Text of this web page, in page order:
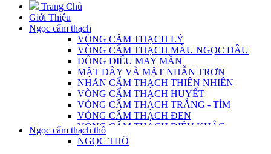
Trang Chủ
Giới Thiệu
Ngọc cẩm thạch
VÒNG CẨM THẠCH LÝ
VÒNG CẨM THẠCH MÀU NGỌC DẦU
ĐỒNG ĐIẾU MAY MẮN
MẶT DÂY VÀ MẶT NHẪN TRƠN
NHÃN CẨM THẠCH THIÊN NHIÊN
VÒNG CẨM THẠCH HUYẾT
VÒNG CẨM THẠCH TRẮNG - TÍM
VÒNG CẨM THẠCH ĐEN
VÒNG CẨM THẠCH ĐIÊU KHẮC
VÒNG CẨM THẠCH DÀNH CHO NAM
CHUỖI CẨM THẠCH THIÊN NHIÊN
Ngọc cẩm thạch thô
NGỌC THÔ